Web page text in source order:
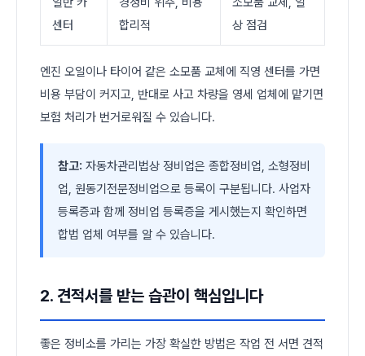
센터
합리적
상 점검
엔진 오일이나 타이어 같은 소모품 교체에 직영 센터를 가면
비용 부담이 커지고, 반대로 사고 차량을 영세 업체에 맡기면
보험 처리가 번거로워질 수 있습니다.
참고: 자동차관리법상 정비업은 종합정비업, 소형정비
업, 원동기전문정비업으로 등록이 구분됩니다. 사업자
등록증과 함께 정비업 등록증을 게시했는지 확인하면
합법 업체 여부를 알 수 있습니다.
2. 견적서를 받는 습관이 핵심입니다
좋은 정비소를 가리는 가장 확실한 방법은 작업 전 서면 견적